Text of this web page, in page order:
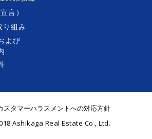
言）
り組み
よび
スタマーハラスメントへの対応方針
Ashikaga Real Estate Co., Ltd.